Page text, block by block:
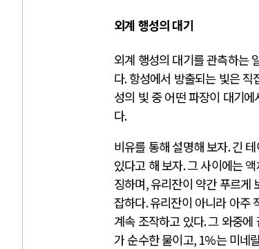
외계 행성의 대기
외계 행성의 대기를 관측하는
다.항성에서 방출되는 빛은 직
성의 빛 중 어떤 파장이 대기
다.
비유를 통해 설명해 보자.긴
있다고 해 보자.그 사이에는
징하며,유리잔이 약간 푸르게
잡하다.유리잔이 아니라 아주
계속 조작하고 있다.그 와중에
가 순수한 물이고, 1%는 미네